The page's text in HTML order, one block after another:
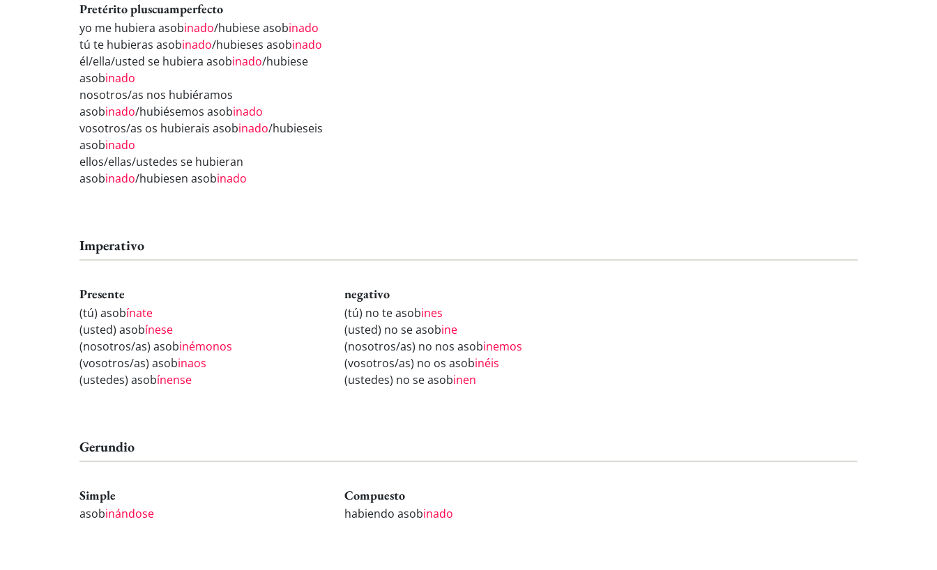
Pretérito pluscuamperfecto
yo me hubiera asobinado/hubiese asobinado
tú te hubieras asobinado/hubieses asobinado
él/ella/usted se hubiera asobinado/hubiese
asobinado
nosotros/as nos hubiéramos
asobinado/hubiésemos asobinado
vosotros/as os hubierais asobinado/hubieseis
asobinado
ellos/ellas/ustedes se hubieran
asobinado/hubiesen asobinado
Imperativo
Presente
(tú) asobínate
(usted) asobínese
(nosotros/as) asobinémonos
(vosotros/as) asobinaos
(ustedes) asobínense
negativo
(tú) no te asobines
(usted) no se asobine
(nosotros/as) no nos asobinemos
(vosotros/as) no os asobinéis
(ustedes) no se asobinen
Gerundio
Simple
asobinándose
Compuesto
habiendo asobinado